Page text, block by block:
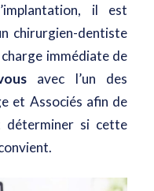
il est
chirurgien-dentiste
immédiate de
avec l’un des
et Associés afin de
déterminer si cette